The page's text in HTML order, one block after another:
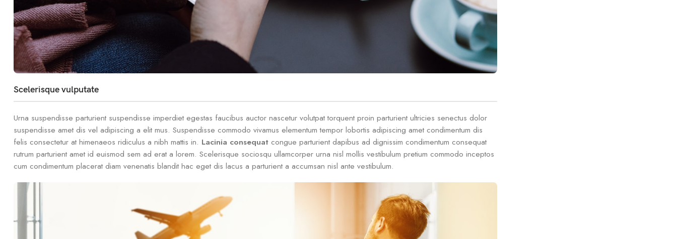
Scelerisque vulputate
Urna suspendisse parturient suspendisse imperdiet egestas faucibus auctor nascetur volutpat torquent proin parturient ultricies senectus dolor
suspendisse amet dis vel adipiscing a elit mus. Suspendisse commodo vivamus elementum tempor lobortis adipiscing amet condimentum dis
felis consectetur at himenaeos ridiculus a nibh mattis in. Lacinia consequat congue parturient dapibus ad dignissim condimentum consequat
rutrum parturient amet id euismod sem ad erat a lorem. Scelerisque sociosqu ullamcorper urna nisl mollis vestibulum pretium commodo inceptos
cum condimentum placerat diam venenatis blandit hac eget dis lacus a parturient a accumsan nisl ante vestibulum.